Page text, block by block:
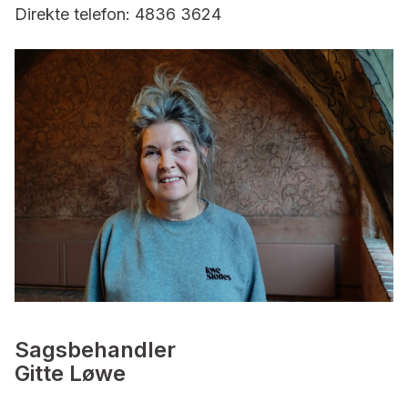
Direkte telefon: 4836 3624
Sagsbehandler
Gitte Løwe